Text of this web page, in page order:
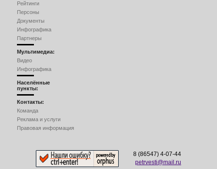
Рейтинги
Персоны
Документы
Инфографика
Партнеры
Мультимедиа:
Видео
Инфографика
Населённые
пункты:
Контакты:
Команда
Реклама и услуги
Правовая информация
8 (86547) 4-07-44
petrvesti@mail.ru